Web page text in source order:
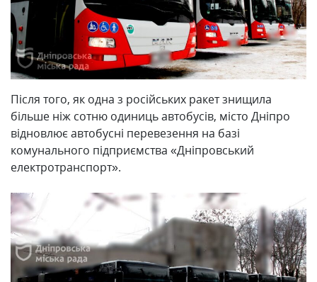
Після того, як одна з російських ракет знищила
більше ніж сотню одиниць автобусів, місто Дніпро
відновлює автобусні перевезення на базі
комунального підприємства «Дніпровський
електротранспорт».